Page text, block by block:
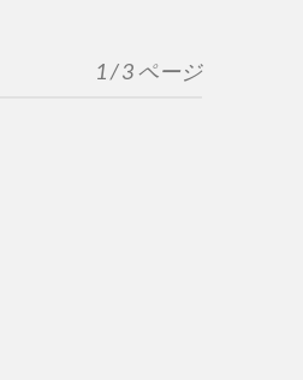
1 / 3 ページ